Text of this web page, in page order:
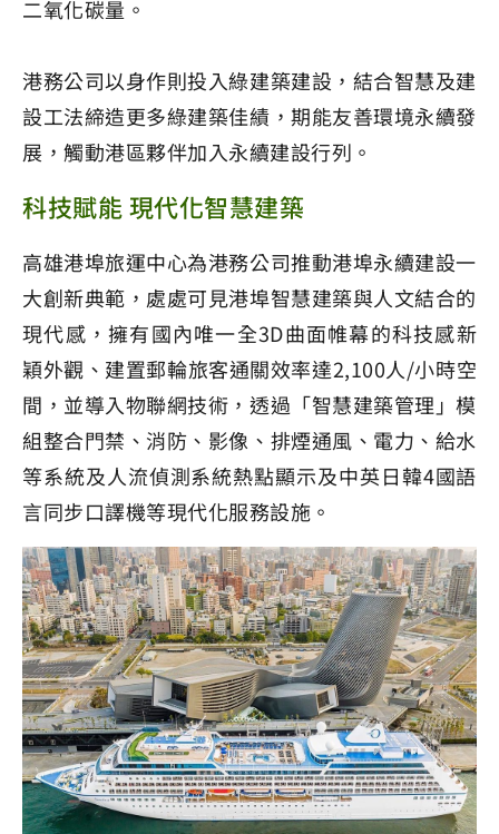
二氧化碳量。
港務公司以身作則投入綠建築建設，結合智慧及建
設工法締造更多綠建築佳績，期能友善環境永續發
展，觸動港區夥伴加入永續建設行列。
科技賦能 現代化智慧建築
高雄港埠旅運中心為港務公司推動港埠永續建設一
大創新典範，處處可見港埠智慧建築與人文結合的
現代感，擁有國內唯一全3D曲面帷幕的科技感新
穎外觀、建置郵輪旅客通關效率達2,100人/小時空
間，並導入物聯網技術，透過「智慧建築管理」模
組整合門禁、消防、影像、排煙通風、電力、給水
等系統及人流偵測系統熱點顯示及中英日韓4國語
言同步口譯機等現代化服務設施。